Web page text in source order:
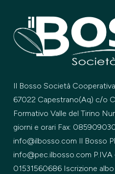
Il Bosso Società
67022 Capestrano(Aq) c/o
Formativo Valle del Tirino
giorni e orari Fax:
info@ilbosso.com Il Bosso
info@pec.ilbosso.com P.IVA
01531560686 Iscrizione